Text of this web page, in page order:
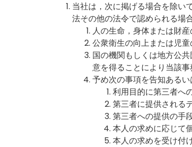
当社は，次に掲げる場合を除い
法その他の法令で認められる場
人の生命，身体または財
公衆衛生の向上または児
国の機関もしくは地方公
意を得ることにより当該
予め次の事項を告知ある
利用目的に第三者へ
第三者に提供される
第三者への提供の手
本人の求めに応じて
本人の求めを受け付